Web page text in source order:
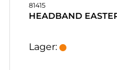
81415
HEADBAND
Lager: